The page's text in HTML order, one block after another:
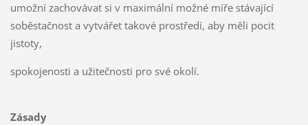
umožní zachovávat si v maximální možné míře stávající
soběstačnost a vytvářet takové prostředí, aby měli pocit
jistoty,
spokojenosti a užitečnosti pro své okolí.
Zásady